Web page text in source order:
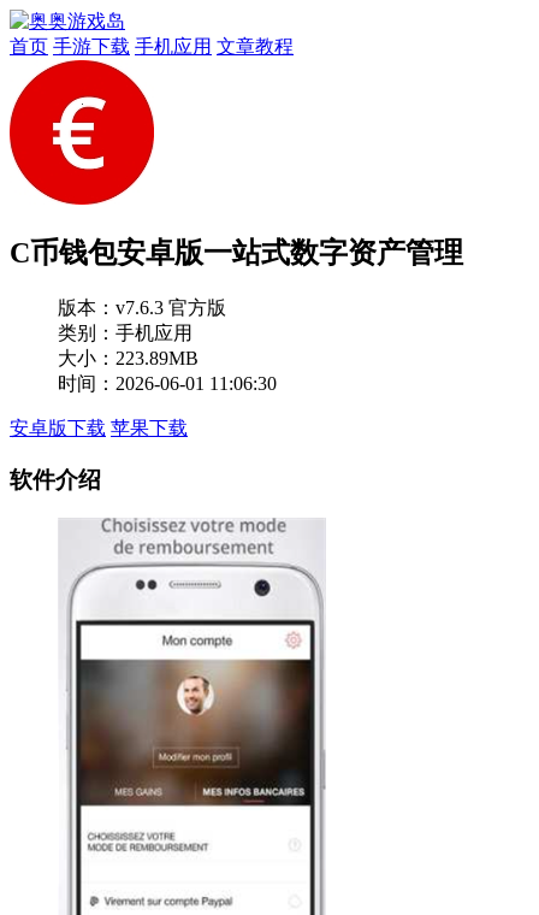
首页 手游下载 手机应用 文章教程
C币钱包安卓版一站式数字资产管理
版本： v7.6.3 官方版
类别：手机应用
大小：223.89MB
时间：2026-06-01 11:06:30
安卓版下载 苹果下载
软件介绍